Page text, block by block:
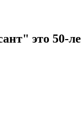
это